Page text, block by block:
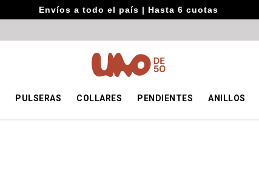
Envíos a todo el país | Hasta 6 cuotas
PULSERAS COLLARES PENDIENTES ANILLOS